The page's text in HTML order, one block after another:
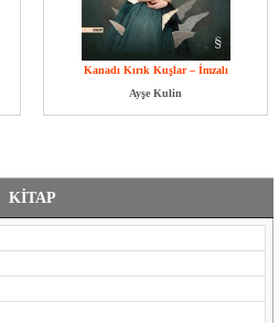
Kanadı Kırık Kuşlar – İmzalı
Ayşe Kulin
KİTAP